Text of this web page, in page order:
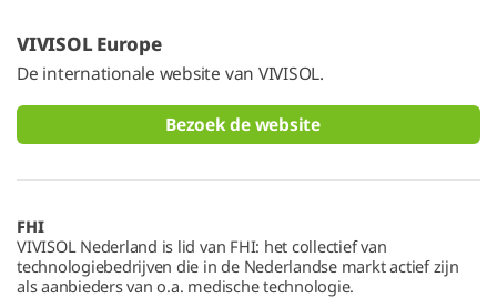
VIVISOL Europe
De internationale website van VIVISOL.
Bezoek de website
FHI
VIVISOL Nederland is lid van FHI: het collectief van
technologiebedrijven die in de Nederlandse markt actief zijn
als aanbieders van o.a. medische technologie.